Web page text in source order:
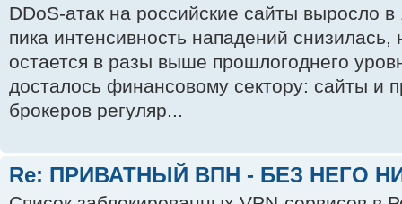
DDoS-атак на российские сайты выросло
пика интенсивность нападений снизилась,
остается в разы выше прошлогоднего
досталось финансовому сектору: сайты и
брокеров регуляр...
Re: ПРИВАТНЫЙ ВПН - БЕЗ НЕГО